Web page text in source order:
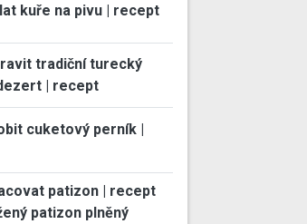
kuře na pivu | recept
tradiční turecký
| recept
cuketový perník |
patizon | recept
patizon plněný